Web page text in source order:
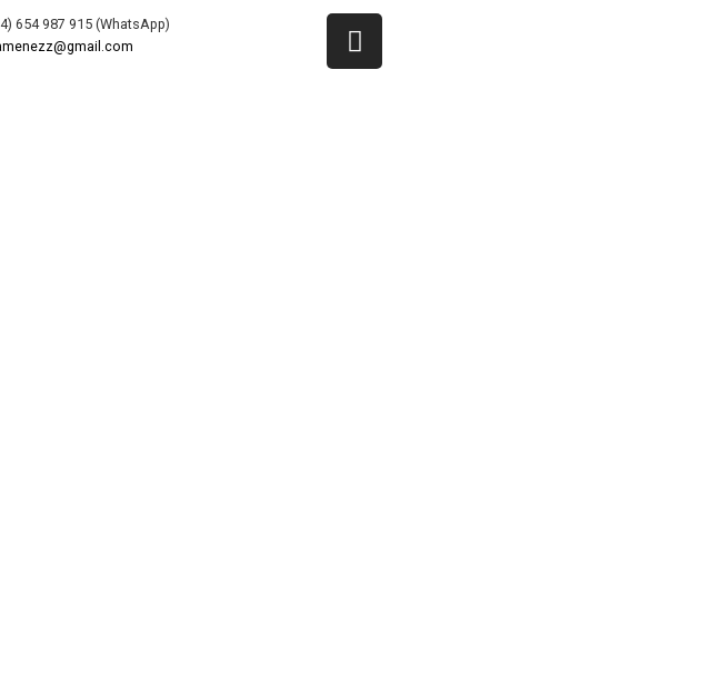
654 987 915 (WhatsApp)